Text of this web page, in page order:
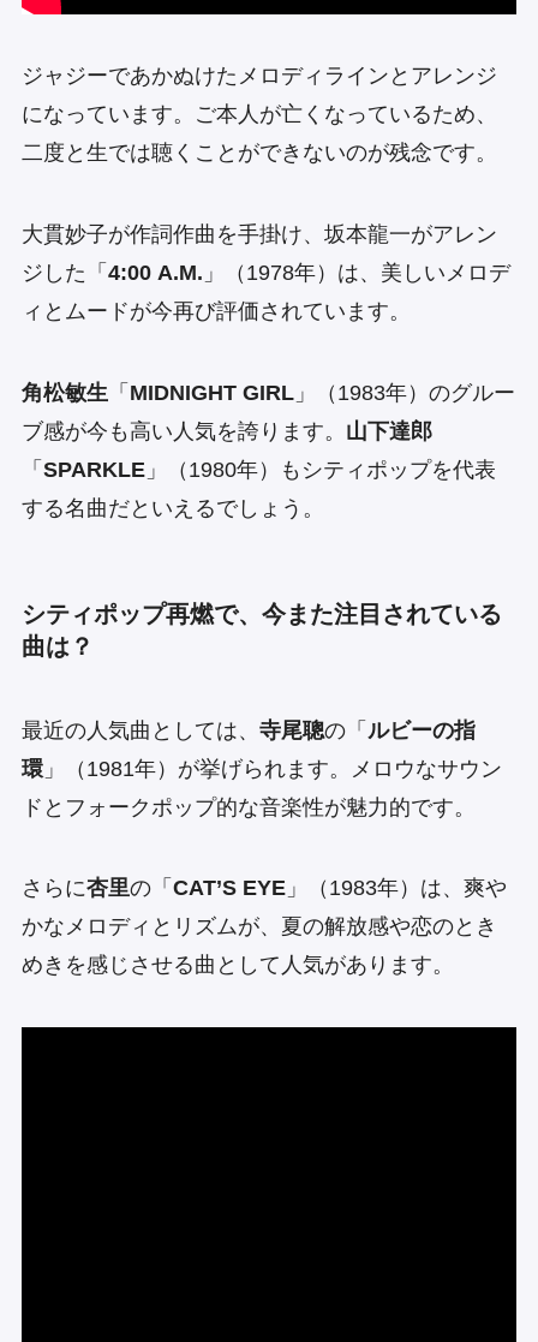
ジャジーであかぬけたメロディラインとアレンジ
になっています。ご本人が亡くなっているため、
二度と生では聴くことができないのが残念です。
大貫妙子が作詞作曲を手掛け、坂本龍一がアレン
ジした「 4:00 A.M. 」（1978年）は、美しいメロデ
ィとムードが今再び評価されています。
角松敏生 「 MIDNIGHT GIRL」（1983年）のグルー
ブ感が今も高い人気を誇ります。 山下達郎
「 SPARKLE」（1980年）もシティポップを代表
する名曲だといえるでしょう。
シティポップ再燃で、今また注目されている
曲は？
最近の人気曲としては、 寺尾聰の「 ルビーの指
環」（1981年）が挙げられます。メロウなサウン
ドとフォークポップ的な音楽性が魅力的です。
さらに杏里の「 CAT’S EYE」（1983年）は、爽や
かなメロディとリズムが、夏の解放感や恋のとき
めきを感じさせる曲として人気があります。